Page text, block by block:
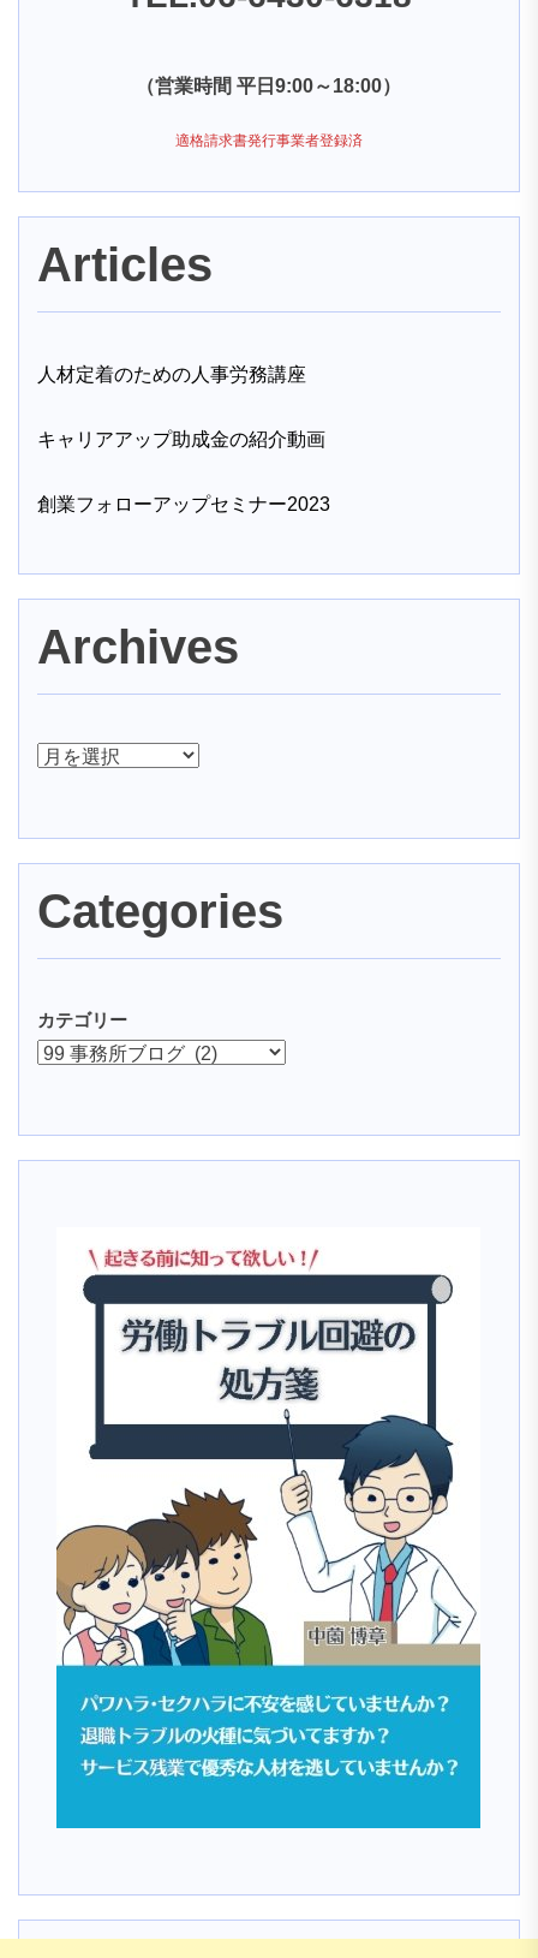
（営業時間 平日9:00～18:00）
適格請求書発行事業者登録済
Articles
人材定着のための人事労務講座
キャリアアップ助成金の紹介動画
創業フォローアップセミナー2023
Archives
ア
イ
ブ
Categories
カテゴリー